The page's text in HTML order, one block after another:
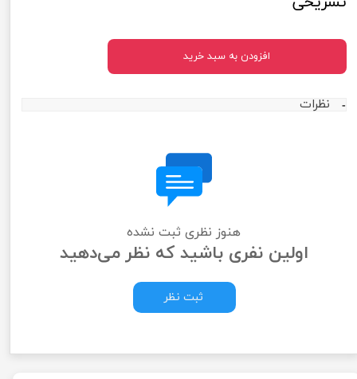
افزودن به سبد خرید
نظرات
هنوز نظری ثبت نشده
اولین نفری باشید که نظر می‌دهید
ثبت نظر